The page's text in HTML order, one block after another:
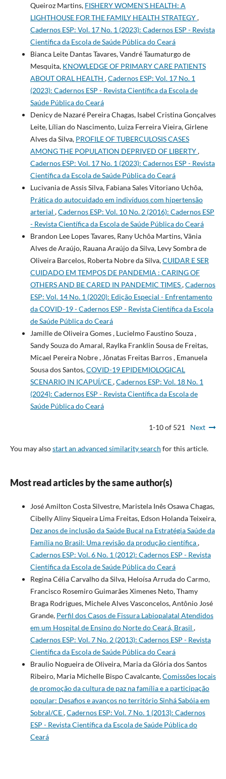
Queiroz Martins, FISHERY WOMEN'S HEALTH: A
LIGHTHOUSE FOR THE FAMILY HEALTH STRATEGY,
Cadernos ESP: Vol. 17 No. 1 (2023): Cadernos ESP - Revista
Cientí­fica da Escola de Saúde Pública do Ceará
Bianca Leite Dantas Tavares, Vandré Taumaturgo de
Mesquita, KNOWLEDGE OF PRIMARY CARE PATIENTS
ABOUT ORAL HEALTH ,Cadernos ESP: Vol. 17 No. 1
(2023): Cadernos ESP - Revista Cientí­fica da Escola de
Saúde Pública do Ceará
Denicy de Nazaré Pereira Chagas, Isabel Cristina Gonçalves
Leite, Lílian do Nascimento, Luiza Ferreira Vieira, Girlene
Alves da Silva, PROFILE OF TUBERCULOSIS CASES
AMONG THE POPULATION DEPRIVED OF LIBERTY,
Cadernos ESP: Vol. 17 No. 1 (2023): Cadernos ESP - Revista
Cientí­fica da Escola de Saúde Pública do Ceará
Lucivania de Assis Silva, Fabiana Sales Vitoriano Uchôa,
Prática do autocuidado em indivíduos com hipertensão
arterial ,Cadernos ESP: Vol. 10 No. 2 (2016): Cadernos ESP
- Revista Cientí­fica da Escola de Saúde Pública do Ceará
Brandon Lee Lopes Tavares, Rany Uchôa Martins, Vânia
Alves de Araújo, Rauana Araújo da Silva, Levy Sombra de
Oliveira Barcelos, Roberta Nobre da Silva,CUIDAR E SER
CUIDADO EM TEMPOS DE PANDEMIA : CARING OF
OTHERS AND BE CARED IN PANDEMIC TIMES,Cadernos
ESP: Vol. 14 No. 1 (2020): Edição Especial - Enfrentamento
da COVID-19 - Cadernos ESP - Revista Cientí­fica da Escola
de Saúde Pública do Ceará
Jamille de Oliveira Gomes , Lucielmo Faustino Souza ,
Sandy Souza do Amaral, Raylka Franklin Sousa de Freitas,
Micael Pereira Nobre , Jônatas Freitas Barros , Emanuela
Sousa dos Santos,COVID-19 EPIDEMIOLOGICAL
SCENARIO IN ICAPUÍ/CE,Cadernos ESP: Vol. 18 No. 1
(2024): Cadernos ESP - Revista Cientí­fica da Escola de
Saúde Pública do Ceará
1-10 of 521 Next
You may alsostart an advanced similarity search for this article.
Most read articles by the same author(s)
José Amilton Costa Silvestre, Maristela Inês Osawa Chagas,
Cibelly Aliny Siqueira Lima Freitas, Edson Holanda Teixeira,
Dez anos de inclusão da Saúde Bucal na Estratégia Saúde da
Família no Brasil: Uma revisão da produção científica,
Cadernos ESP: Vol. 6 No. 1 (2012): Cadernos ESP - Revista
Cientí­fica da Escola de Saúde Pública do Ceará
Regina Célia Carvalho da Silva, Heloísa Arruda do Carmo,
Francisco Rosemiro Guimarães Ximenes Neto, Thamy
Braga Rodrigues, Michele Alves Vasconcelos, Antônio José
Grande, Perfil dos Casos de Fissura Labiopalatal Atendidos
em um Hospital de Ensino do Norte do Ceará, Brasil ,
Cadernos ESP: Vol. 7 No. 2 (2013): Cadernos ESP - Revista
Cientí­fica da Escola de Saúde Pública do Ceará
Braulio Nogueira de Oliveira, Maria da Glória dos Santos
Ribeiro, Maria Michelle Bispo Cavalcante,Comissões locais
de promoção da cultura de paz na família e a participação
popular: Desafios e avanços no território Sinhá Sabóia em
Sobral/CE,Cadernos ESP: Vol. 7 No. 1 (2013): Cadernos
ESP - Revista Cientí­fica da Escola de Saúde Pública do
Ceará